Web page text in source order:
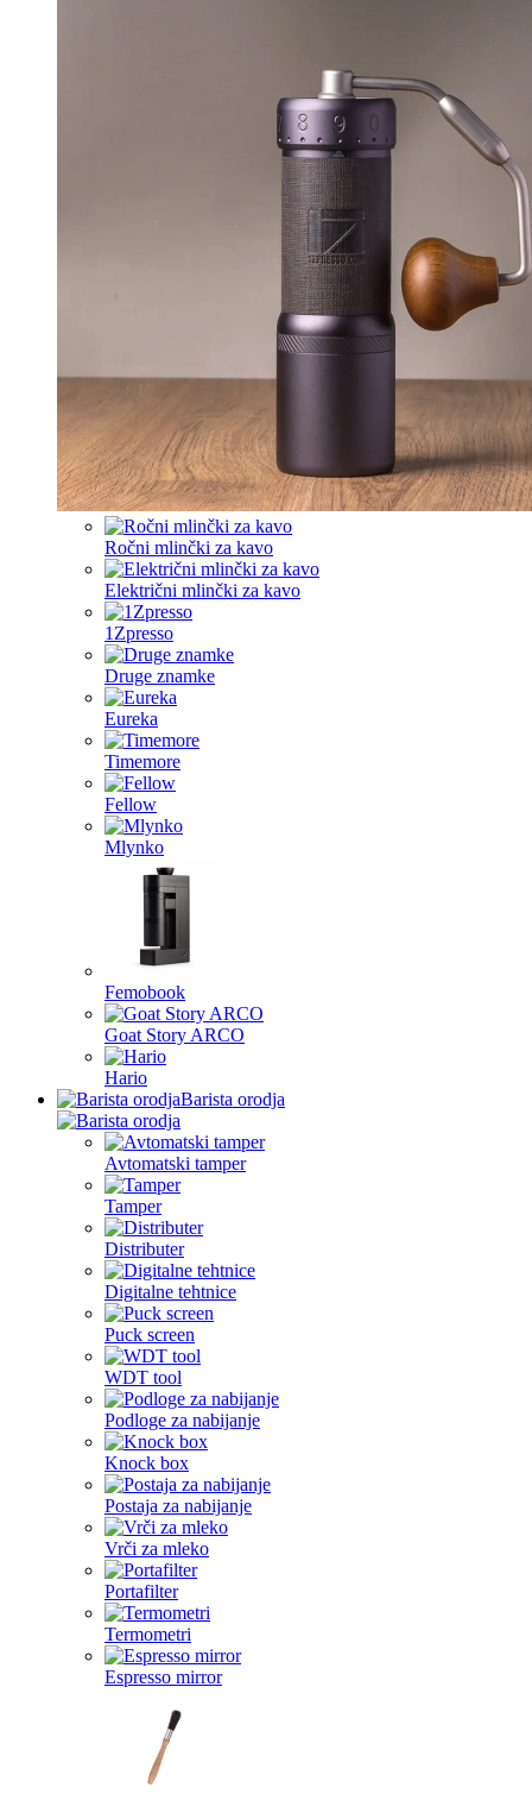
Ročni mlinčki za kavo
Električni mlinčki za kavo
1Zpresso
Druge znamke
Eureka
Timemore
Fellow
Mlynko
Femobook
Goat Story ARCO
Hario
Barista orodja
Avtomatski tamper
Tamper
Distributer
Digitalne tehtnice
Puck screen
WDT tool
Podloge za nabijanje
Knock box
Postaja za nabijanje
Vrči za mleko
Portafilter
Termometri
Espresso mirror